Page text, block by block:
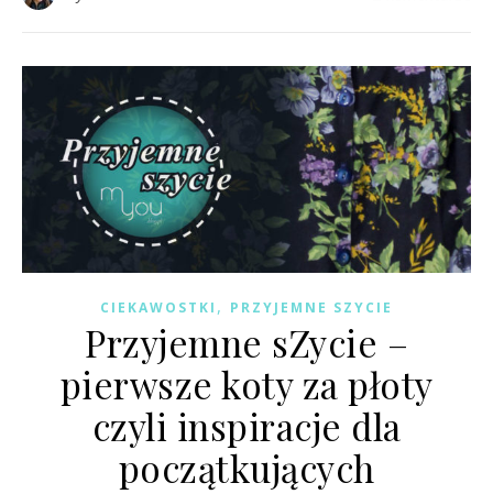
CIEKAWOSTKI , PRZYJEMNE SZYCIE
Przyjemne sZycie –
pierwsze koty za płoty
czyli inspiracje dla
początkujących